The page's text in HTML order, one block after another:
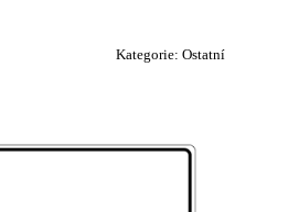
Kategorie: Ostatní